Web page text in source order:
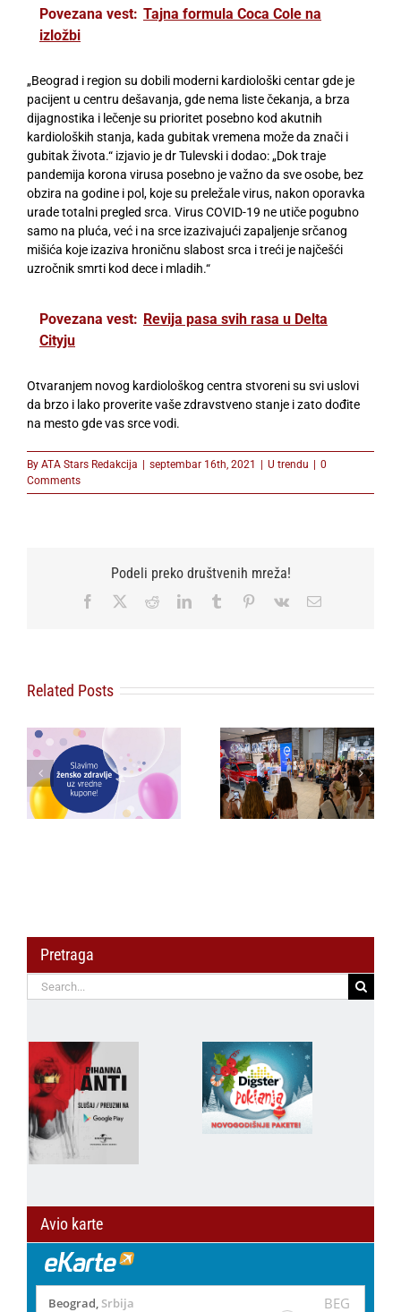
Povezana vest: Tajna formula Coca Cole na
izložbi
„Beograd i region su dobili moderni kardiološki centar gde je
pacijent u centru dešavanja, gde nema liste čekanja, a brza
dijagnostika i lečenje su prioritet posebno kod akutnih
kardioloških stanja, kada gubitak vremena može da znači i
gubitak života.“ izjavio je dr Tulevski i dodao: „Dok traje
pandemija korona virusa posebno je važno da sve osobe, bez
obzira na godine i pol, koje su preležale virus, nakon oporavka
urade totalni pregled srca. Virus COVID-19 ne utiče pogubno
samo na pluća, već i na srce izazivajući zapaljenje srčanog
mišića koje izaziva hroničnu slabost srca i treći je najčešći
uzročnik smrti kod dece i mladih.“
Povezana vest: Revija pasa svih rasa u Delta
Cityju
Otvaranjem novog kardiološkog centra stvoreni su svi uslovi
da brzo i lako proverite vaše zdravstveno stanje i zato dođite
na mesto gde vas srce vodi.
By ATA Stars Redakcija septembar 16th, 2021 U trendu
0
Comments
Podeli preko društvenih mreža!
Facebook RedditLinkedInTumblr Pinterest
Vk Email
Related Posts
Lilly Drogerie
proslavile 10. online
rođendan, uručile
automobil Citroën
C3 i najavile
saradnju sa
„Ljubav pobeđuje” –
poruka koja zbunjuje
javnost osvanula
širom regiona
Pretraga
Search
for:
Avio karte
Beograd, Srbija BEG